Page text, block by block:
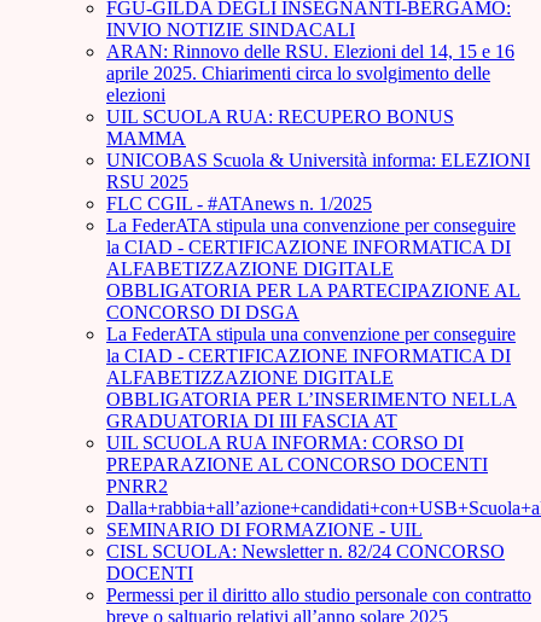
FGU-GILDA DEGLI INSEGNANTI-BERGAMO:
INVIO NOTIZIE SINDACALI
ARAN: Rinnovo delle RSU. Elezioni del 14, 15 e 16
aprile 2025. Chiarimenti circa lo svolgimento delle
elezioni
UIL SCUOLA RUA: RECUPERO BONUS
MAMMA
UNICOBAS Scuola & Università informa: ELEZIONI
RSU 2025
FLC CGIL - #ATAnews n. 1/2025
La FederATA stipula una convenzione per conseguire
la CIAD - CERTIFICAZIONE INFORMATICA DI
ALFABETIZZAZIONE DIGITALE
OBBLIGATORIA PER LA PARTECIPAZIONE AL
CONCORSO DI DSGA
La FederATA stipula una convenzione per conseguire
la CIAD - CERTIFICAZIONE INFORMATICA DI
ALFABETIZZAZIONE DIGITALE
OBBLIGATORIA PER L’INSERIMENTO NELLA
GRADUATORIA DI III FASCIA AT
UIL SCUOLA RUA INFORMA: CORSO DI
PREPARAZIONE AL CONCORSO DOCENTI
PNRR2
SEMINARIO DI FORMAZIONE - UIL
CISL SCUOLA: Newsletter n. 82/24 CONCORSO
DOCENTI
Permessi per il diritto allo studio personale con contratto
breve o saltuario relativi all’anno solare 2025